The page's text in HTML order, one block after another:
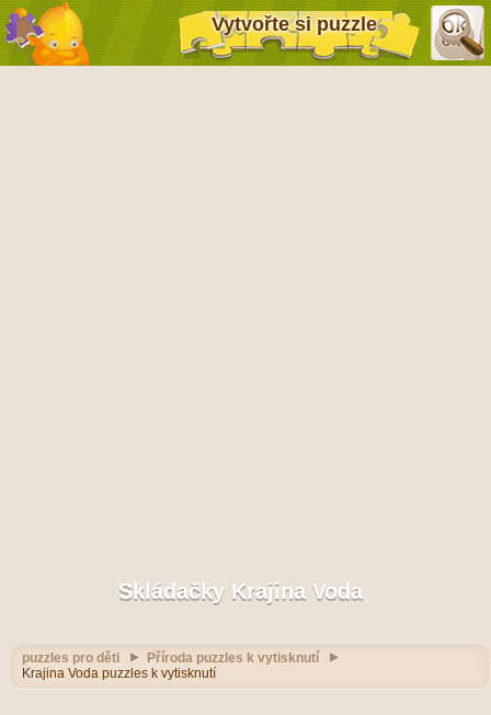
Vytvořte si puzzle
Skládačky Krajina Voda
puzzles pro děti
Příroda puzzles k vytisknutí
Krajina Voda puzzles k vytisknutí